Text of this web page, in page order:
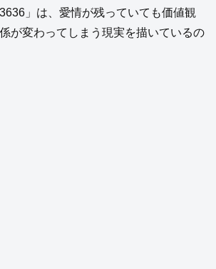
」は、愛情が残っていても価値観
が変わってしまう現実を描いているの